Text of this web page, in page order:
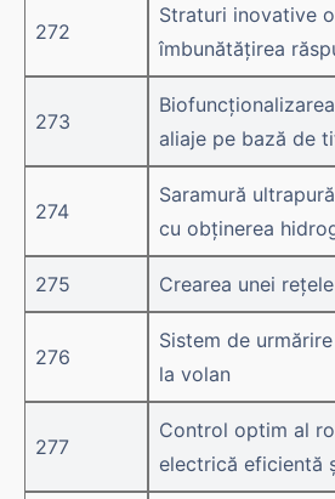
272
Straturi inovative
îmbunătățirea
273
aliaje pe bază de
274
Saramură
cu obținerea
275 Crearea unei
276
Sistem de
la volan
277
Control optim al
electrică eficientă